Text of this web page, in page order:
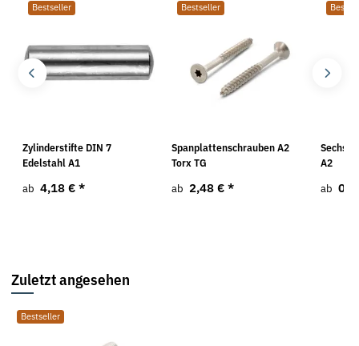
Bestseller
Zylinderstifte DIN 7
Edelstahl A1
ab 4,18 € *
Bestseller
Spanplattenschrauben A2
Torx TG
ab 2,48 € *
A2
ab
Zuletzt angesehen
Bestseller